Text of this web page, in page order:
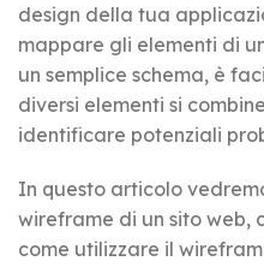
design della tua
mappare gli elementi di
un semplice schema, è
diversi elementi si
identificare potenziali
In questo articolo
wireframe di un sito web,
come utilizzare il